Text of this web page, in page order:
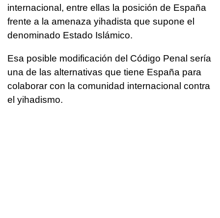
internacional, entre ellas la posición de España
frente a la amenaza yihadista que supone el
denominado Estado Islámico.
Esa posible modificación del Código Penal sería
una de las alternativas que tiene España para
colaborar con la comunidad internacional contra
el yihadismo.